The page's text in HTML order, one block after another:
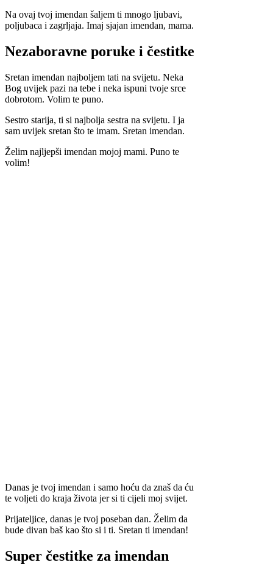
Na ovaj tvoj imendan šaljem ti mnogo ljubavi,
poljubaca i zagrljaja. Imaj sjajan imendan, mama.
Nezaboravne poruke i čestitke
Sretan imendan najboljem tati na svijetu. Neka
Bog uvijek pazi na tebe i neka ispuni tvoje srce
dobrotom. Volim te puno.
Sestro starija, ti si najbolja sestra na svijetu. I ja
sam uvijek sretan što te imam. Sretan imendan.
Želim najljepši imendan mojoj mami. Puno te
volim!
Danas je tvoj imendan i samo hoću da znaš da ću
te voljeti do kraja života jer si ti cijeli moj svijet.
Prijateljice, danas je tvoj poseban dan. Želim da
bude divan baš kao što si i ti. Sretan ti imendan!
Super čestitke za imendan